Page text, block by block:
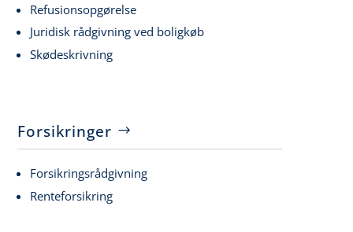
Refusionsopgørelse
Juridisk rådgivning ved boligkøb
Skødeskrivning
Forsikringer
Forsikringsrådgivning
Renteforsikring